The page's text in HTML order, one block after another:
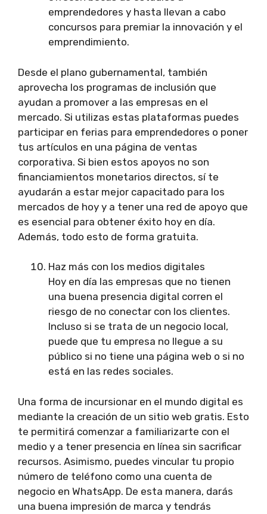
emprendedores y hasta llevan a cabo
concursos para premiar la innovación y el
emprendimiento.
Desde el plano gubernamental, también
aprovecha los programas de inclusión que
ayudan a promover a las empresas en el
mercado. Si utilizas estas plataformas puedes
participar en ferias para emprendedores o poner
tus artículos en una página de ventas
corporativa. Si bien estos apoyos no son
financiamientos monetarios directos, sí te
ayudarán a estar mejor capacitado para los
mercados de hoy y a tener una red de apoyo que
es esencial para obtener éxito hoy en día.
Además, todo esto de forma gratuita.
Haz más con los medios digitales
Hoy en día las empresas que no tienen
una buena presencia digital corren el
riesgo de no conectar con los clientes.
Incluso si se trata de un negocio local,
puede que tu empresa no llegue a su
público si no tiene una página web o si no
está en las redes sociales.
Una forma de incursionar en el mundo digital es
mediante la creación de un sitio web gratis. Esto
te permitirá comenzar a familiarizarte con el
medio y a tener presencia en línea sin sacrificar
recursos. Asimismo, puedes vincular tu propio
número de teléfono como una cuenta de
negocio en WhatsApp. De esta manera, darás
una buena impresión de marca y tendrás